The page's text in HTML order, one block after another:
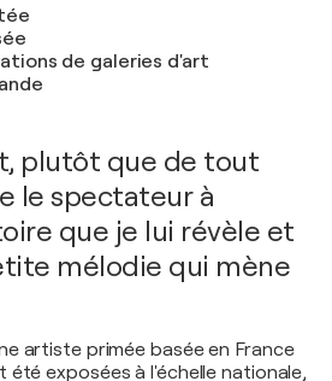
de galeries d'art
plutôt que de tout
le spectateur à
que je lui révèle et
mélodie qui mène
artiste primée basée en France
exposées à l'échelle nationale,